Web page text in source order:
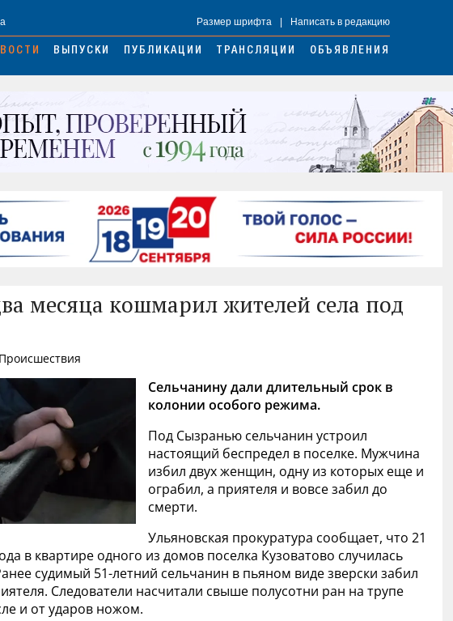
Размер шрифта Написать в редакцию
ВЫПУСКИ ПУБЛИКАЦИИ ТРАНСЛЯЦИИ ОБЪЯВЛЕНИЯ
месяца кошмарил жителей села под
Сельчанину дали длительный срок в
колонии особого режима.
Под Сызранью сельчанин устроил
настоящий беспредел в поселке. Мужчина
избил двух женщин, одну из которых еще и
ограбил, а приятеля и вовсе забил до
смерти.
Ульяновская прокуратура сообщает, что 21
в квартире одного из домов поселка Кузоватово случилась
судимый 51-летний сельчанин в пьяном виде зверски забил
Следователи насчитали свыше полусотни ран на трупе
и от ударов ножом.